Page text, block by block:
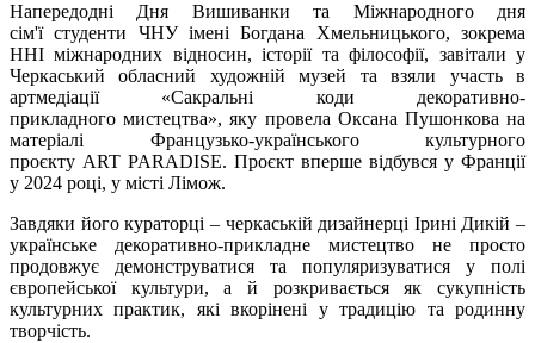
Напередодні Дня Вишиванки та Міжнародного дня
сім'ї студенти ЧНУ імені Богдана Хмельницького, зокрема
ННІ міжнародних відносин, історії та філософії, завітали у
Черкаський обласний художній музей та взяли участь в
артмедіації «Сакральні коди декоративно-
прикладного мистецтва», яку провела Оксана Пушонкова на
матеріалі Французько-українського культурного
проєкту ART PARADISE. Проєкт вперше відбувся у Франції
у 2024 році, у місті Лімож.
Завдяки його кураторці – черкаській дизайнерці Ірині Дикій –
українське декоративно-прикладне мистецтво не просто
продовжує демонструватися та популяризуватися у полі
європейської культури, а й розкривається як сукупність
культурних практик, які вкорінені у традицію та родинну
творчість.